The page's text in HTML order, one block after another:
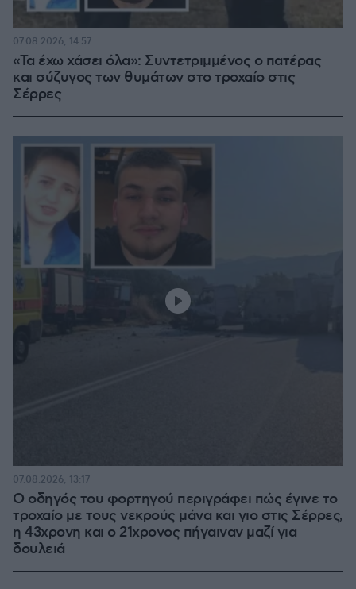
«Τα έχω χάσει όλα»: Συντετριμμένος ο πατέρας
και σύζυγος των θυμάτων στο τροχαίο στις
Σέρρες
07.08.2026, 14:57
Ο οδηγός του φορτηγού περιγράφει πώς έγινε το
τροχαίο με τους νεκρούς μάνα και γιο στις Σέρρες,
η 43χρονη και ο 21χρονος πήγαιναν μαζί για
δουλειά
07.08.2026, 13:17